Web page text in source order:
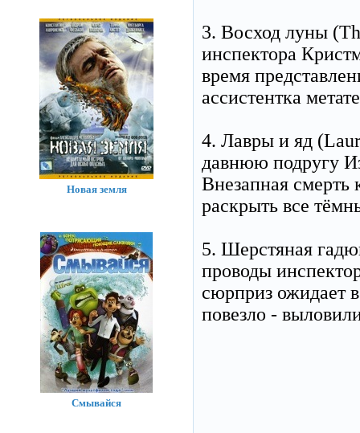
3. Восход луны
инспектора
время
ассистентка
4. Лавры и яд
давнюю подругу
Внезапная смерть
раскрыть все
5. Шерстяная
проводы
сюрприз ожидает
повезло -
Новая земля
Смывайся